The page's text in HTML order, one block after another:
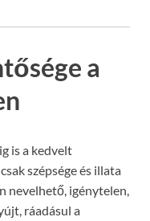
a
is a kedvelt
szépsége és illata
nevelhető, igénytelen,
ráadásul a